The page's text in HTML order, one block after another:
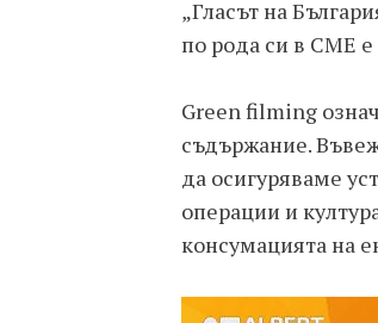
„Гласът на
по рода си в СМЕ е
Green filming
съдържание.
да осигуряваме
операции и
консумацията на